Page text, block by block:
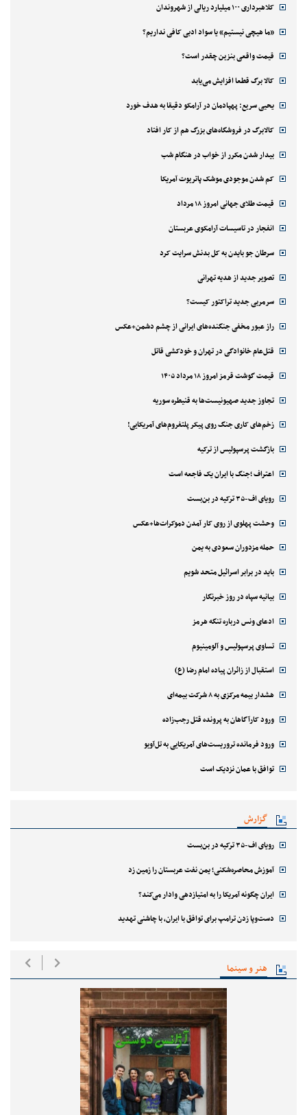
کلاهبرداری ۱۰۰ میلیارد ریالی از شهروندان
«ما هیچی نیستیم» یا سواد ادبی کافی نداریم؟
قیمت واقعی بنزین چقدر است؟
کالا برگ قطعا افزایش می‌یابد
یحیی سریع: پهپادمان در آرامکو دقیقا به هدف خورد
کالابرگ در فروشگاه‌های بزرگ هم از کار افتاد
بیدار شدن مکرر از خواب در هنگام شب
کم شدن موجودی موشک پاتریوت آمریکا
قیمت طلای جهانی امروز ۱۸ مرداد
انفجار در تاسیسات آرامکوی عربستان
سرطان جو بایدن به کل بدنش سرایت کرد
تصویر جدید از هدیه تهرانی
سرمربی جدید تراکتور کیست؟
راز عبور مخفی جنگنده‌های ایرانی از چشم دشمن+عکس
قتل‌‌عام خانوادگی در تهران و خودکشی قاتل
قیمت گوشت قرمز امروز ۱۸ مرداد ۱۴۰۵
تجاوز جدید صهیونیست‌ها به قنیطره سوریه
زخم‌های کاری جنگ روی پیکر پلتفروم‌های آمریکایی!
بازگشت پرسپولیس از ترکیه
اعتراف ؛جنگ با ایران یک فاجعه است
رویای اف-۳۵ ترکیه در بن‌بست
وحشت پهلوی از روی کار آمدن دموکرات‌ها+عکس
حمله مزدوران سعودی به یمن
باید در برابر اسرائیل متحد شویم
بیانیه سپاه در روز خبرنگار
ادعای ونس درباره تنگه هرمز
تساوی پرسپولیس و آلومینیوم
استقبال از زائران پیاده امام رضا (ع)
هشدار بیمه مرکزی به ۸ شرکت بیمه‌ای
ورود کارآگاهان به پرونده قتل رجب‌زاده
ورود فرمانده تروریست‌های آمریکایی به تل‌آویو
توافق با عمان نزدیک است
گزارش
رویای اف-۳۵ ترکیه در بن‌بست
آموزش محاصره‌شکنی؛ یمن نفت عربستان را زمین زد
ایران چگونه آمریکا را به امتیازدهی وادار می‌کند؟
دست‌وپا زدن ترامپ برای توافق با ایران، با چاشنی تهدید
هنر و سینما